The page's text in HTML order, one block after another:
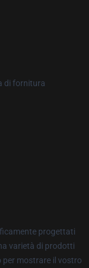
di fornitura
progettati
varietà di prodotti
per mostrare il vostro